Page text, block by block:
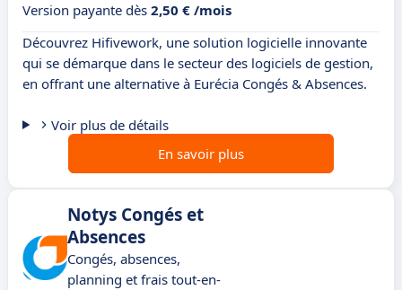
Version payante dès 2,50 € /mois
Découvrez Hifivework, une solution logicielle innovante
qui se démarque dans le secteur des logiciels de gestion,
en offrant une alternative à Eurécia Congés & Absences.
Voir plus de détails
En savoir plus
Notys Congés et
Absences
Congés, absences,
planning et frais tout-en-